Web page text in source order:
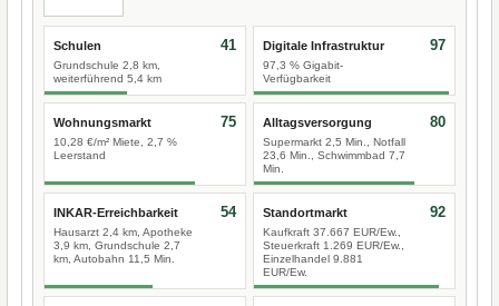
Schulen
Grundschule 2,8 km,
weiterführend 5,4 km
41 Digitale Infrastruktur
97,3 % Gigabit-
Verfügbarkeit
97
Wohnungsmarkt
10,28 €/m² Miete, 2,7 %
Leerstand
75 Alltagsversorgung
Supermarkt 2,5 Min., Notfall
23,6 Min., Schwimmbad 7,7
Min.
80
INKAR-Erreichbarkeit
Hausarzt 2,4 km, Apotheke
3,9 km, Grundschule 2,7
km, Autobahn 11,5 Min.
54 Standortmarkt
Kaufkraft 37.667 EUR/Ew.,
Steuerkraft 1.269 EUR/Ew.,
Einzelhandel 9.881
EUR/Ew.
92